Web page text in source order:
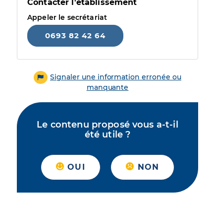
Contacter l'établissement
Appeler le secrétariat
0693 82 42 64
Signaler une information erronée ou
manquante
Le contenu proposé vous a-t-il
été utile ?
OUI NON